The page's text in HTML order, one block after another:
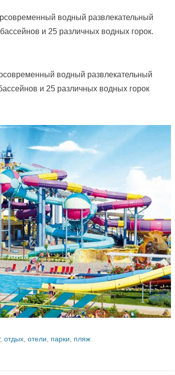
водный развлекательный
и 25 различных водных горок.
, отдых, отели, парки, пляж